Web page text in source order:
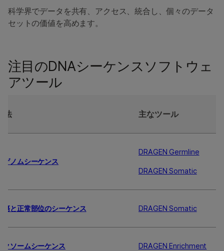
科学界でデータを共有、アクセス、統合し、個々のデータ
セットの価値を高めます。
注目のDNAシーケンスソフトウェ
アツール
法 主なツール
ゲノムシーケンス
DRAGEN Germline
DRAGEN Somatic
瘍と正常部位のシーケンス DRAGEN Somatic
クソームシーケンス DRAGEN Enrichment